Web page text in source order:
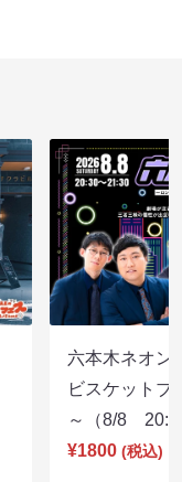
六本木ネオン
ビスケットブ
～（8/8
¥1800 (税込)